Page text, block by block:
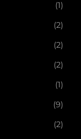
(1)
(2)
(2)
(2)
(1)
(9)
(2)